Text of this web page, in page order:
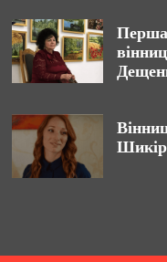
Перша